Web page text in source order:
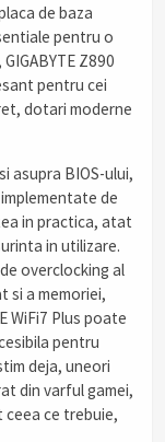
de baza
pentru o
Z890
pentru cei
dotari moderne
asupra BIOS-ului,
de
in practica, atat
in utilizare.
overclocking al
si a memoriei,
WiFi7 Plus poate
pentru
deja, uneori
din varful gamei,
ceea ce trebuie,